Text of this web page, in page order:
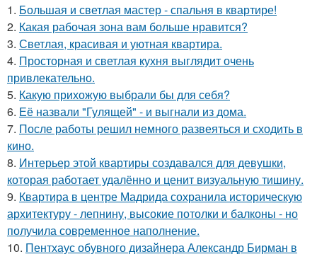
1. Большая и светлая мастер - спальня в квартире!
2. Какая рабочая зона вам больше нравится?
3. Светлая, красивая и уютная квартира.
4. Просторная и светлая кухня выглядит очень
привлекательно.
5. Какую прихожую выбрали бы для себя?
6. Её назвали "Гулящей" - и выгнали из дома.
7. После работы решил немного развеяться и сходить в
кино.
8. Интерьер этой квартиры создавался для девушки,
которая работает удалённо и ценит визуальную тишину.
9. Квартира в центре Мадрида сохранила историческую
архитектуру - лепнину, высокие потолки и балконы - но
получила современное наполнение.
10. Пентхаус обувного дизайнера Александр Бирман в